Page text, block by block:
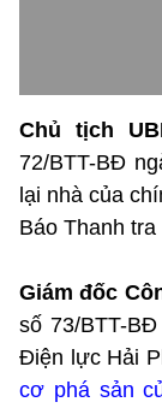
Chủ tịch
72/BTT-BĐ
lại nhà của
Báo Thanh
Giám đốc
số 73/BTT-
Điện lực Hải
cơ phá sản